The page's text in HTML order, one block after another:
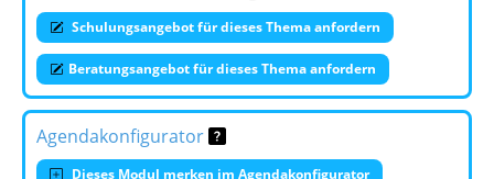
Schulungsangebot für dieses Thema anfordern
Beratungsangebot für dieses Thema anfordern
Agendakonfigurator
Dieses Modul merken im Agendakonfigurator